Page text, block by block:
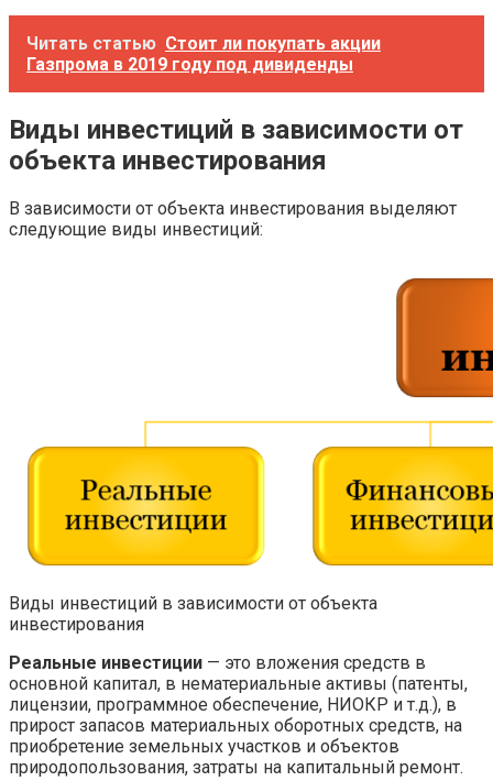
Читать статью Стоит ли покупать акции
Газпрома в 2019 году под дивиденды
Виды инвестиций в зависимости от
объекта инвестирования
В зависимости от объекта инвестирования выделяют
следующие виды инвестиций:
Виды инвестиций в зависимости от объекта
инвестирования
Реальные инвестиции — это вложения средств в
основной капитал, в нематериальные активы (патенты,
лицензии, программное обеспечение, НИОКР и т.д.), в
прирост запасов материальных оборотных средств, на
приобретение земельных участков и объектов
природопользования, затраты на капитальный ремонт.